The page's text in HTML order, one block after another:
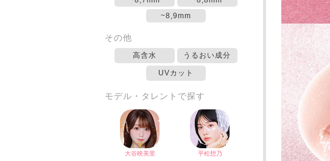
~8,9mm
その他
高含水 うるおい成分
UVカット
モデル・タレントで探す